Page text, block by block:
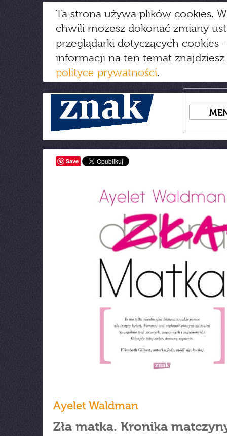
Ta strona używa plików cookies.
chwili możesz dokonać zmiany
przeglądarki dotyczących cookies
informacji na ten temat
polityce prywatności.
Save
Ayelet Waldman
Zła matka. Kronika